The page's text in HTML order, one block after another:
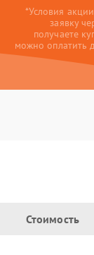
*Условия
заявку
получаете
можно оплатить
Стоимость